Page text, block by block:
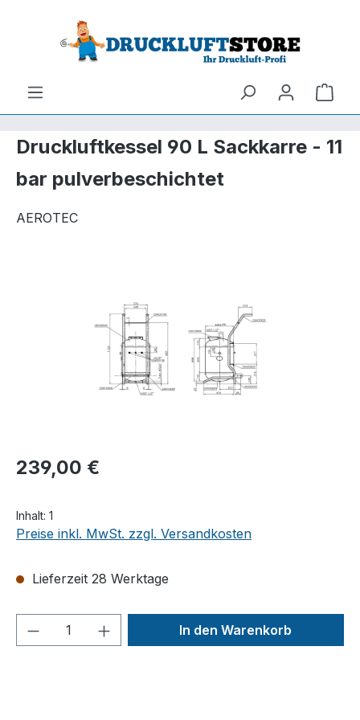
Hauptinhalt springen
Zur Suche springen
Druckluftkessel 90 L Sackkarre - 11
bar pulverbeschichtet
AEROTEC
239,00 €
Inhalt: 1
Preise inkl. MwSt. zzgl. Versandkosten
Lieferzeit 28 Werktage
Produkt Anzahl: Gib denIn den Warenkorb